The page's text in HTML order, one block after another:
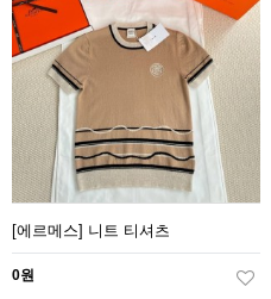
[에르메스] 니트 티셔츠
0원